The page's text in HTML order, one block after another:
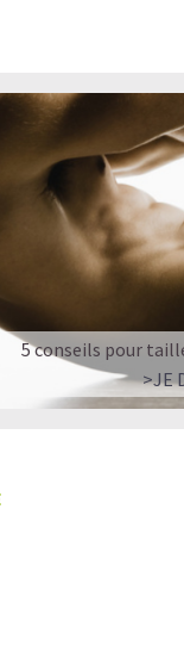
5 conseils pour
>JE